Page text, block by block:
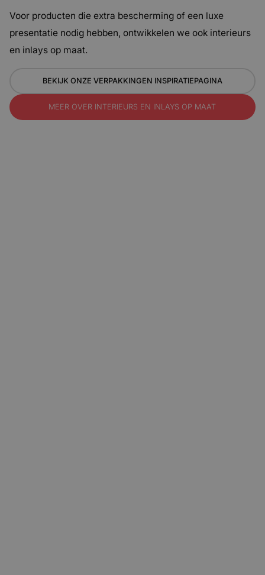
Voor producten die extra bescherming of een luxe
presentatie nodig hebben, ontwikkelen we ook interieurs
en inlays op maat.
BEKIJK ONZE VERPAKKINGEN INSPIRATIEPAGINA
MEER OVER INTERIEURS EN INLAYS OP MAAT